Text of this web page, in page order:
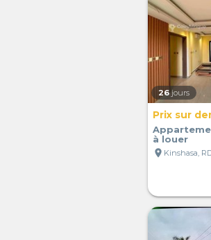
26 jours
Prix sur
à louer
location_on Kinshasa,